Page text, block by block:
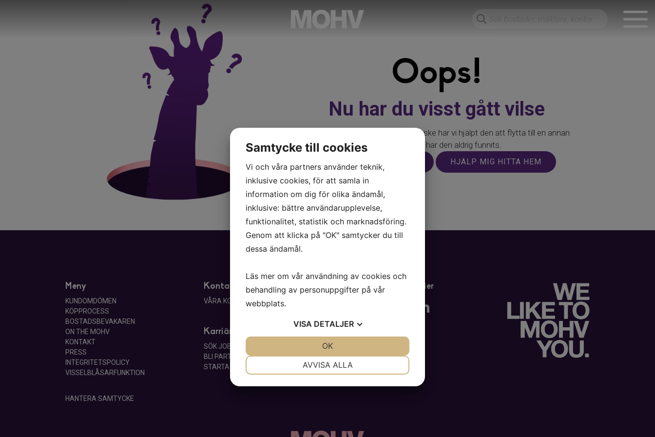
Oops!
Nu har du visst gått vilse
Sidan du letar efter finns inte. Kanske har vi hjälpt den att flytta till en annan
adress, eller så har den aldrig funnits.
TILL STARTSIDAN HJÄLP MIG HITTA HEM
Meny
KUNDOMDÖMEN
KÖPPROCESS
BOSTADSBEVAKAREN
ON THE MOHV
KONTAKT
PRESS
INTEGRITETSPOLICY
VISSELBLÅSARFUNKTION
HANTERA SAMTYCKE
Kontakt
VÅRA KONTOR
Karriär
SÖK JOBB
BLI PARTNER
STARTA KONTOR
MOHV i Sociala Medier
Samtycke till cookies
Vi och våra partners använder teknik,
inklusive cookies, för att samla in
information om dig för olika ändamål,
inklusive: bättre användarupplevelse,
funktionalitet, statistik och marknadsföring.
Genom att klicka på "OK" samtycker du till
dessa ändamål.
Läs mer om vår användning av cookies och
behandling av personuppgifter på vår
webbplats.
VISA DETALJER
AVVISA ALLA
OK